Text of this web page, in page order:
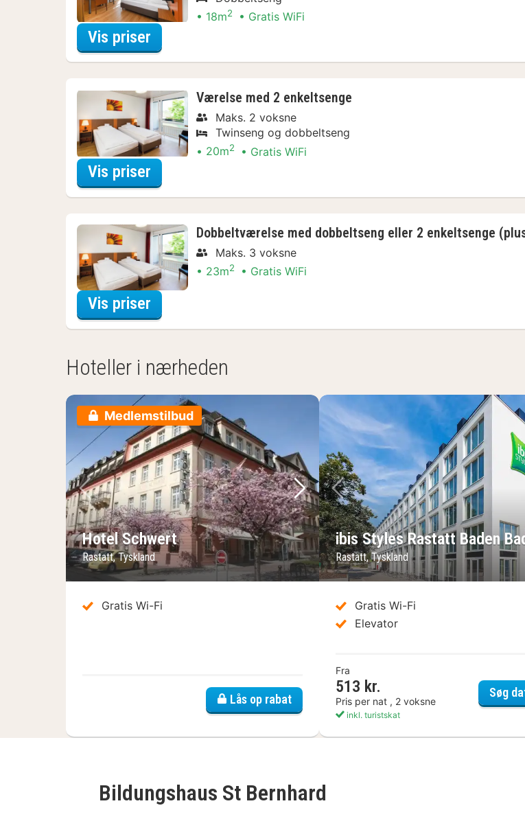
18m2 Gratis WiFi
Vis priser
Værelse med 2 enkeltsenge
Maks. 2 voksne
Twinseng og dobbeltseng
20m2 Gratis WiFi
Vis priser
Dobbeltværelse med dobbeltseng eller 2 enkeltsenge
Maks. 3 voksne
23m2 Gratis WiFi
Vis priser
Hoteller i nærheden
Medlemstilbud
Forrige billede
Næste billede
Hotel Schwert
Rastatt, Tyskland
Gratis Wi-Fi
Lås op rabat
Forrige billede
ibis Styles Rastatt Baden
Rastatt, Tyskland
Gratis Wi-Fi
Elevator
Fra
513 kr.
Pris per nat , 2 voksne
inkl. turistskat
Søg
Bildungshaus St Bernhard